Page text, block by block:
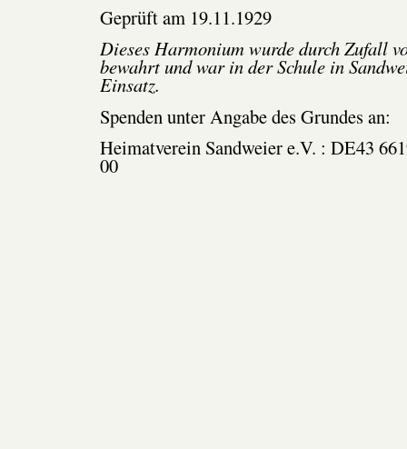
Geprüft am 19.11.1929
Dieses Harmonium wurde durch Zufall
bewahrt und war in der Schule in
Einsatz.
Spenden unter Angabe des Grundes an:
Heimatverein Sandweier e.V. : DE43
00